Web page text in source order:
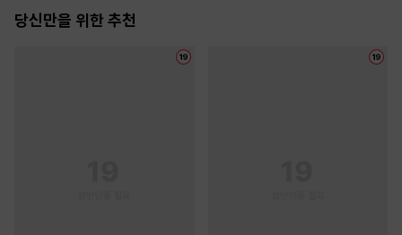
당신만을 위한 추천